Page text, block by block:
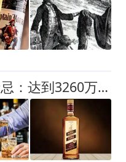
全球销量排第一的威士忌：达到3260万箱，打败尊尼获加、杰克丹尼